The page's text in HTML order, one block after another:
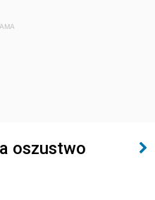
oszustwo